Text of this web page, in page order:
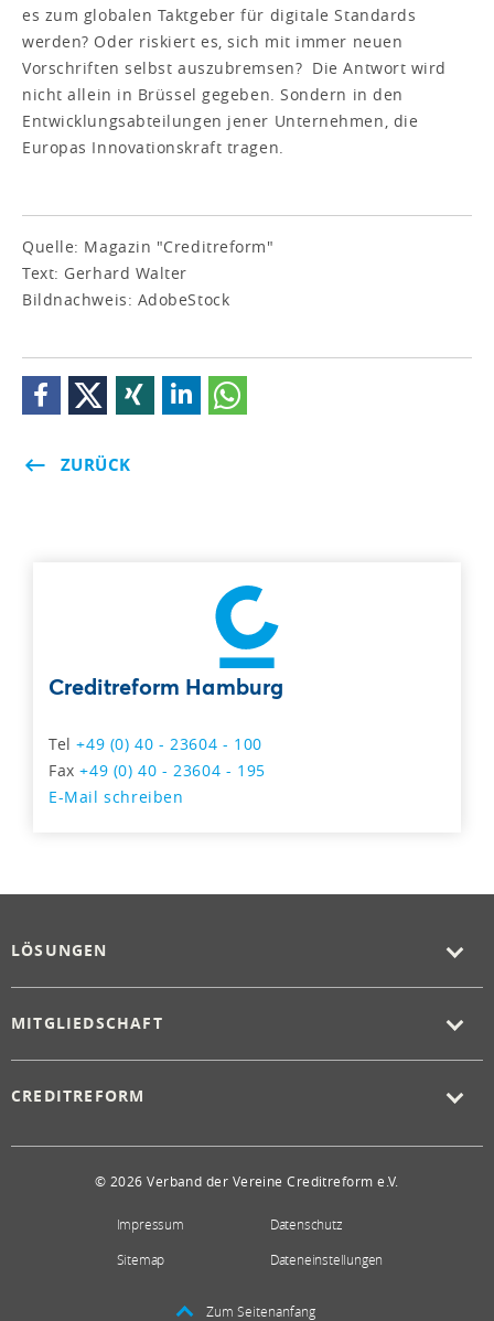
es zum globalen Taktgeber für digitale Standards
werden? Oder riskiert es, sich mit immer neuen
Vorschriften selbst auszubremsen? Die Antwort wird
nicht allein in Brüssel gegeben. Sondern in den
Entwicklungsabteilungen jener Unternehmen, die
Europas Innovationskraft tragen.
Quelle: Magazin "Creditreform"
Text: Gerhard Walter
Bildnachweis: AdobeStock
ZURÜCK
Creditreform Hamburg
Tel+49 (0) 40 - 23604 - 100
Fax+49 (0) 40 - 23604 - 195
E-Mail schreiben
LÖSUNGEN
MITGLIEDSCHAFT
CREDITREFORM
© 2026 Verband der Vereine Creditreform e.V.
Impressum
Datenschutz
Sitemap
Dateneinstellungen
Zum Seitenanfang